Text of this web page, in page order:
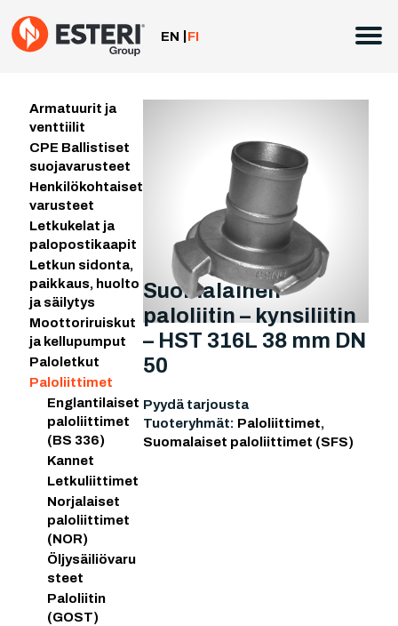
sisältöön
EN FI
Armatuurit ja
venttiilit
CPE Ballistiset
suojavarusteet
Henkilökohtaiset
varusteet
Letkukelat ja
palopostikaapit
Letkun sidonta,
paikkaus, huolto
ja säilytys
Moottoriruiskut
ja kellupumput
Paloletkut
Paloliittimet
Englantilaiset
paloliittimet
(BS 336)
Kannet
Letkuliittimet
Norjalaiset
paloliittimet
(NOR)
Öljysäiliövaru
steet
Paloliitin
(GOST)
Suomalainen
paloliitin – kynsiliitin
– HST 316L 38 mm DN
50
Pyydä tarjousta
Tuoteryhmät: Paloliittimet,
Suomalaiset paloliittimet (SFS)